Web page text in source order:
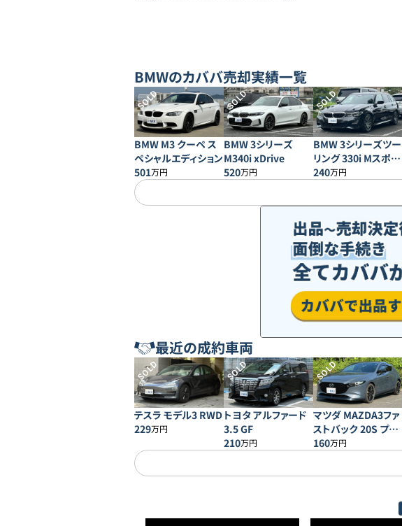
BMWのカババ売却実績一覧
SOLD
BMW M3 クーペ ス
ペシャルエディション
501万円
SOLD
BMW 3シリーズ
M340i xDrive
520万円
SOLD
BMW 3シリーズツー
リング 330i Mスポー
ツ
240万円
最近の成約車両
SOLD
テスラ モデル3 RWD
229万円
SOLD
トヨタ アルファード
3.5 GF
210万円
SOLD
マツダ MAZDA3ファ
ストバック 20S プロ
アクティブ
160万円